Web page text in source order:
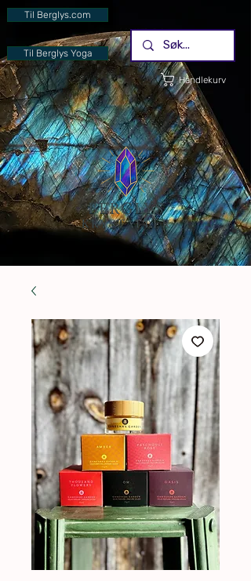
Til Berglys.com
Til Berglys Yoga
Handlekurv